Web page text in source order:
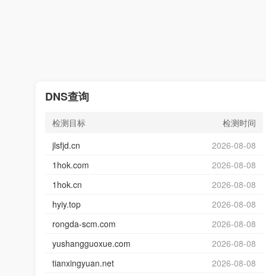
DNS查询
检测目标
检测时间
jlsfjd.cn
2026-08-08
1hok.com
2026-08-08
1hok.cn
2026-08-08
hyiy.top
2026-08-08
rongda-scm.com
2026-08-08
yushangguoxue.com
2026-08-08
tianxingyuan.net
2026-08-08